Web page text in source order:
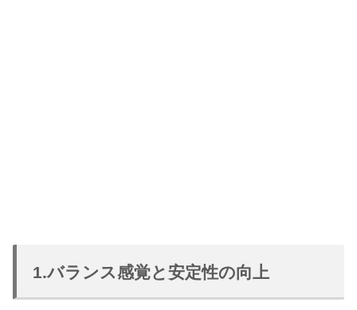
1.バランス感覚と安定性の向上